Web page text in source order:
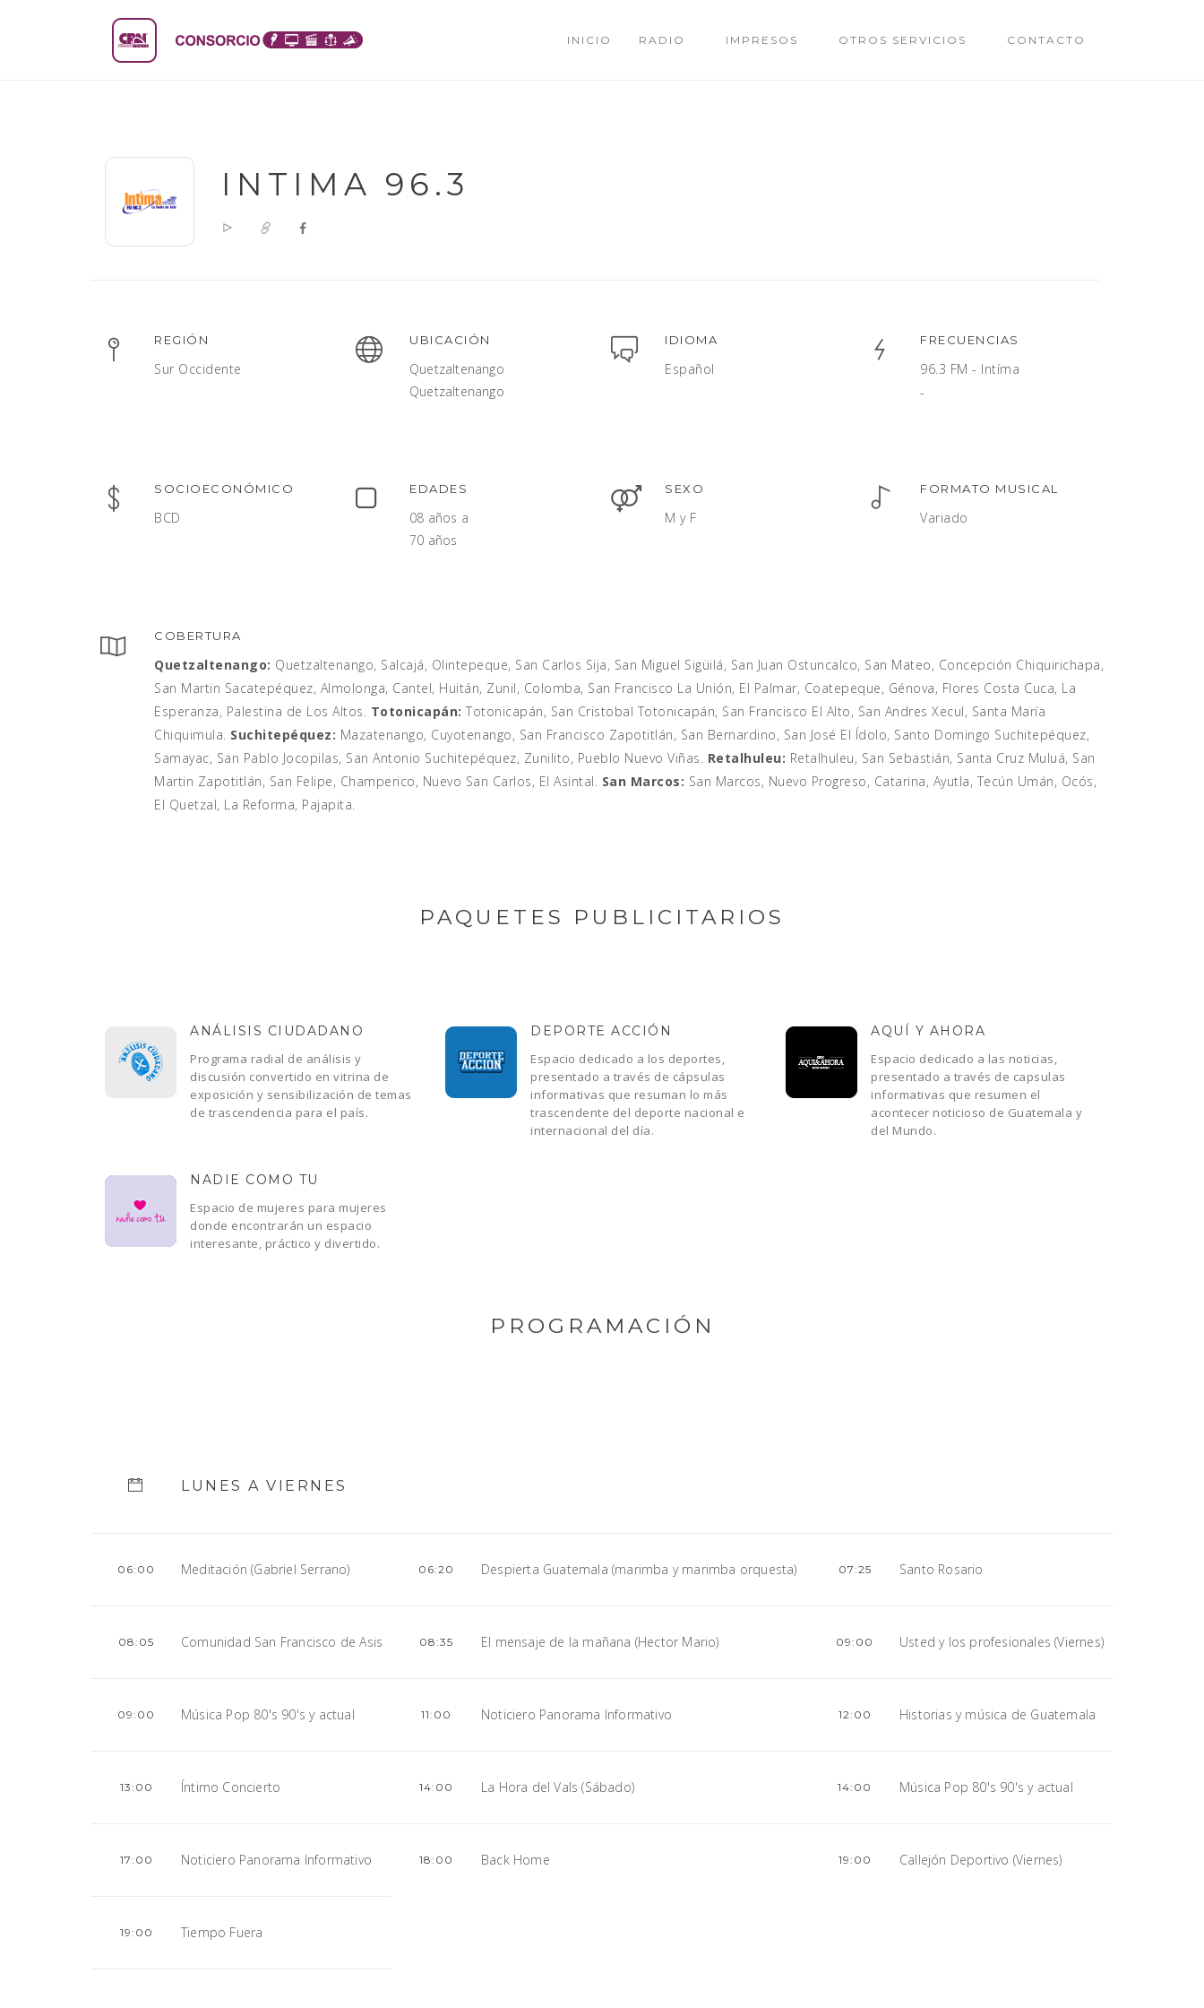
INICIO RADIO IMPRESOS OTROS SERVICIOS CONTACTO
INTIMA 96.3
REGIÓN
Sur Occidente
UBICACIÓN
Quetzaltenango
Quetzaltenango
IDIOMA
Español
FRECUENCIAS
96.3 FM - Intíma
-
SOCIOECONÓMICO
BCD
EDADES
08 años a
70 años
SEXO
M y F
FORMATO MUSICAL
Variado
COBERTURA
Quetzaltenango: Quetzaltenango, Salcajá, Olintepeque, San Carlos Sija, San Miguel Sigüilá, San Juan Ostuncalco, San Mateo, Concepción Chiquirichapa,
San Martin Sacatepéquez, Almolonga, Cantel, Huitán, Zunil, Colomba, San Francisco La Unión, El Palmar, Coatepeque, Génova, Flores Costa Cuca, La
Esperanza, Palestina de Los Altos. Totonicapán: Totonicapán, San Cristobal Totonicapán, San Francisco El Alto, San Andres Xecul, Santa María
Chiquimula. Suchitepéquez: Mazatenango, Cuyotenango, San Francisco Zapotitlán, San Bernardino, San José El Ídolo, Santo Domingo Suchitepéquez,
Samayac, San Pablo Jocopilas, San Antonio Suchitepéquez, Zunilito, Pueblo Nuevo Viñas. Retalhuleu: Retalhuleu, San Sebastián, Santa Cruz Muluá, San
Martin Zapotitlán, San Felipe, Champerico, Nuevo San Carlos, El Asintal. San Marcos: San Marcos, Nuevo Progreso, Catarina, Ayutla, Tecún Umán, Ocós,
El Quetzal, La Reforma, Pajapita.
PAQUETES PUBLICITARIOS
ANÁLISIS CIUDADANO
Programa radial de análisis y
discusión convertido en vitrina de
exposición y sensibilización de temas
de trascendencia para el país.
NADIE COMO TU
Espacio de mujeres para mujeres
donde encontrarán un espacio
interesante, práctico y divertido.
DEPORTE ACCIÓN
Espacio dedicado a los deportes,
presentado a través de cápsulas
informativas que resuman lo más
trascendente del deporte nacional e
internacional del día.
AQUÍ Y AHORA
Espacio dedicado a las noticias,
presentado a través de capsulas
informativas que resumen el
acontecer noticioso de Guatemala y
del Mundo.
PROGRAMACIÓN
LUNES A VIERNES
06:00 Meditación (Gabriel Serrano) 06:20 Despierta Guatemala (marimba y marimba orquesta) 07:25 Santo Rosario
08:05 Comunidad San Francisco de Asis 08:35 El mensaje de la mañana (Hector Mario) 09:00 Usted y los profesionales (Viernes)
09:00 Música Pop 80's 90's y actual 11:00 Noticiero Panorama Informativo 12:00 Historias y música de Guatemala
13:00 Íntimo Concierto 14:00 La Hora del Vals (Sábado) 14:00 Música Pop 80's 90's y actual
17:00 Noticiero Panorama Informativo 18:00 Back Home 19:00 Callejón Deportivo (Viernes)
19:00 Tiempo Fuera